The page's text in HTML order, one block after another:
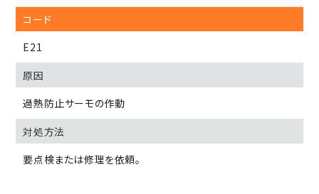
E21
過熱防止サーモの作動
要点検または修理を依頼。